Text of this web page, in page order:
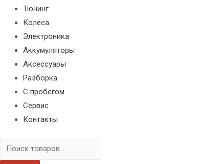
Тюнинг
Колеса
Электроника
Аккумуляторы
Аксессуары
Разборка
С пробегом
Сервис
Контакты
Поиск
товаров